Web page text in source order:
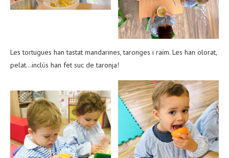
Les tortugues han tastat mandarines, taronges i raïm. Les han olorat,
pelat…inclús han fet suc de taronja!